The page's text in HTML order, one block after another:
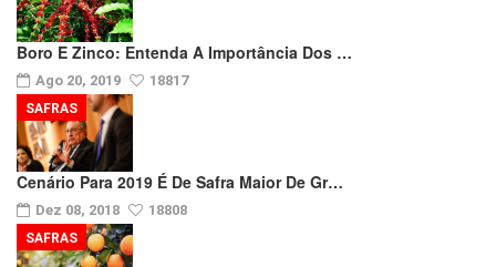
Boro E Zinco: Entenda A Importância Dos …
Ago 20, 2019 18817
Cenário Para 2019 É De Safra Maior De Gr…
Dez 08, 2018 18808
SAFRAS
SAFRAS